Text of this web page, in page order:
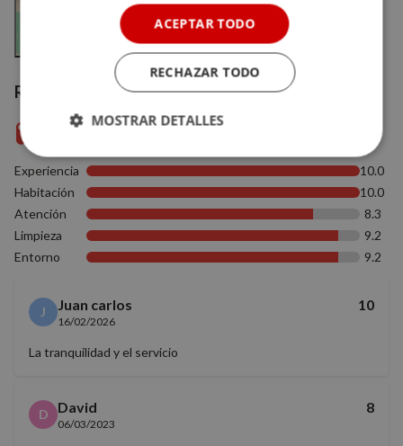
Ver en el mapa
Reseñas verificadas
9.3
Experiencia
10.0
Habitación
10.0
Atención
8.3
Limpieza
9.2
Entorno
9.2
J Juan carlos
16/02/2026
10
La tranquilidad y el servicio
D David
06/03/2023
8
ACEPTAR TODO
RECHAZAR TODO
MOSTRAR DETALLES
Cookies
estrictamente
necesarias
Cookies de
rendimiento
Cookies de
Cookies de